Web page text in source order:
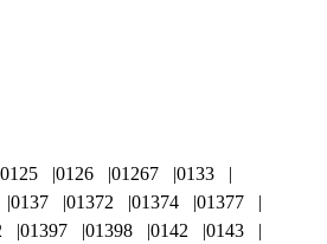
0125 0126 01267
0133
0137 01372 01374
01377
01397 01398 0142
0143